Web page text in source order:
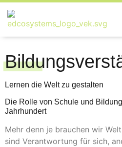
Lernen die Welt zu gestalten
Die Rolle von Schule und
Jahrhundert
Mehr denn je brauchen wir
sind Verantwortung für sich,